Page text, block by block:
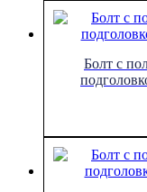
Болт с